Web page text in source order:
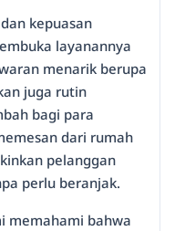
kepuasan
layanannya
menarik berupa
juga rutin
bagi para
dari rumah
pelanggan
perlu beranjak.
memahami bahwa